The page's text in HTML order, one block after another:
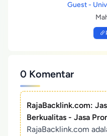
Guest -
0 Komentar
RajaBacklink.com:
Berkualitas - Jasa
RajaBacklink.com